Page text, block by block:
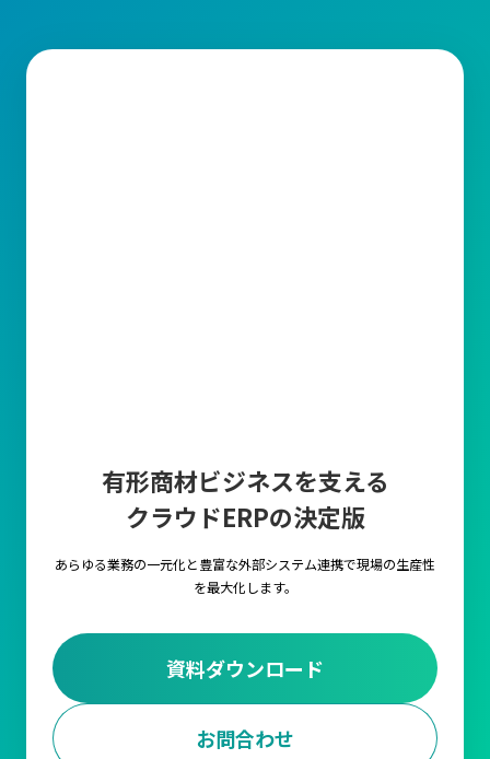
有形商材ビジネスを支える
クラウドERPの決定版
あらゆる業務の一元化と豊富な外部システム連携で現場の生産性
を最大化します。
資料ダウンロード
お問合わせ